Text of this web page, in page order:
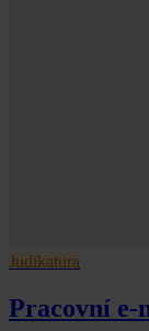
Judikatura
Pracovní e-